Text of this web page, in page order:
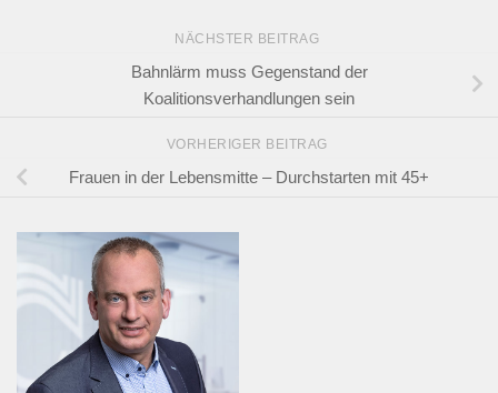
NÄCHSTER BEITRAG
Bahnlärm muss Gegenstand der
Koalitionsverhandlungen sein
VORHERIGER BEITRAG
Frauen in der Lebensmitte – Durchstarten mit 45+